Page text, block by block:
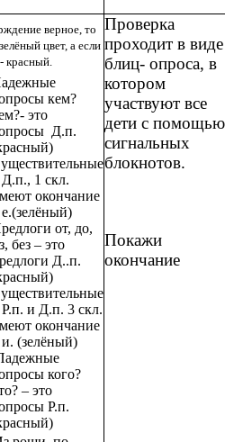
верное, то
цвет, а если
красный.
кем?
это
Д.п.
1 скл.
окончание
от, до,
без – это
Д..п.
и Д.п. 3 скл.
окончание
(зелёный)
кого?
– это
Р.п.
Проверка
проходит в виде
блиц- опроса, в
котором
участвуют все
дети с помощью
сигнальных
блокнотов.
Покажи
окончание